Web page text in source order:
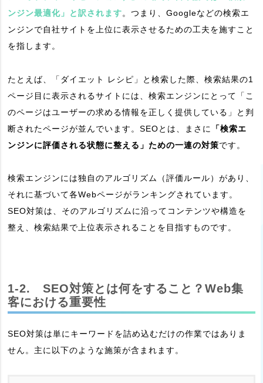
ンジン最適化」と訳されます。つまり、Googleなどの検索エ
ンジンで自社サイトを上位に表示させるための工夫を施すこと
を指します。
たとえば、「ダイエット レシピ」と検索した際、検索結果の1
ページ目に表示されるサイトには、検索エンジンにとって「こ
のページはユーザーの求める情報を正しく提供している」と判
断されたページが並んでいます。SEOとは、まさに
「検索エ
ンジンに評価される状態に整える」ための一連の対策です。
検索エンジンには独自のアルゴリズム（評価ルール）があり、
それに基づいて各Webページがランキングされています。
SEO対策は、そのアルゴリズムに沿ってコンテンツや構造を
整え、検索結果で上位表示されることを目指すものです。
1-2. SEO対策とは何をすること？Web集
客における重要性
SEO対策は単にキーワードを詰め込むだけの作業ではありま
せん。主に以下のような施策が含まれます。